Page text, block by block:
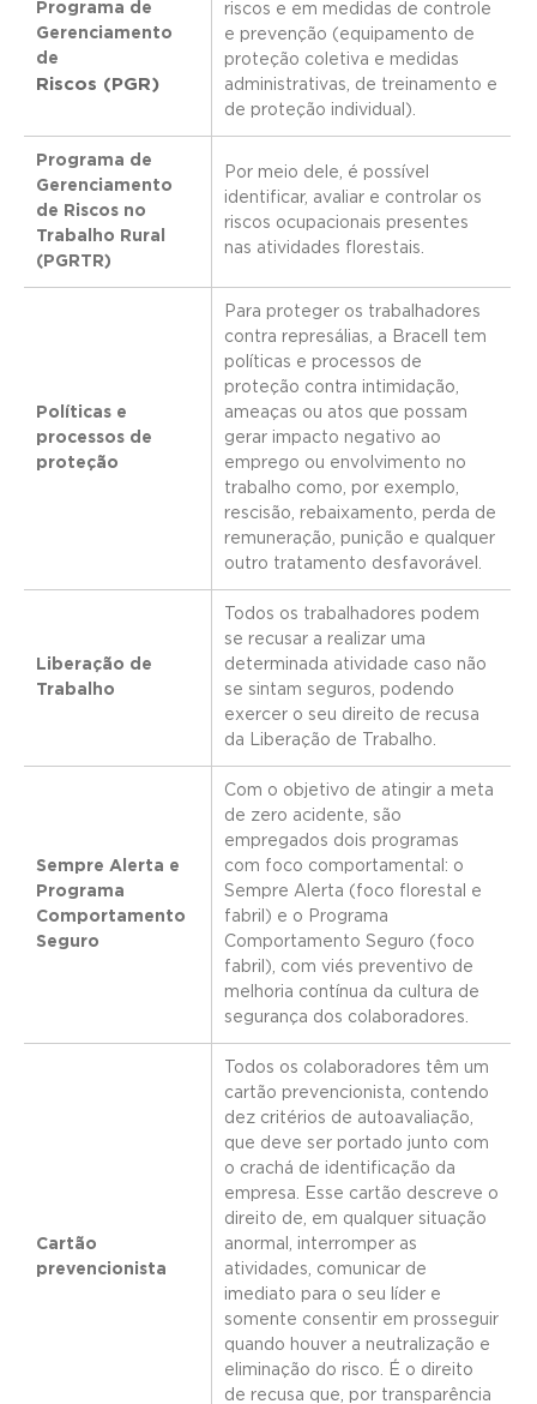
Programa de
Gerenciamento
de
Riscos (PGR)
riscos e em medidas de controle
e prevenção (equipamento de
proteção coletiva e medidas
administrativas, de treinamento e
de proteção individual).
Programa de
Gerenciamento
de Riscos no
Trabalho Rural
(PGRTR)
Por meio dele, é possível
identificar, avaliar e controlar os
riscos ocupacionais presentes
nas atividades florestais.
Políticas e
processos de
proteção
Para proteger os trabalhadores
contra represálias, a Bracell tem
políticas e processos de
proteção contra intimidação,
ameaças ou atos que possam
gerar impacto negativo ao
emprego ou envolvimento no
trabalho como, por exemplo,
rescisão, rebaixamento, perda de
remuneração, punição e qualquer
outro tratamento desfavorável.
Liberação de
Trabalho
Todos os trabalhadores podem
se recusar a realizar uma
determinada atividade caso não
se sintam seguros, podendo
exercer o seu direito de recusa
da Liberação de Trabalho.
Sempre Alerta e
Programa
Comportamento
Seguro
Com o objetivo de atingir a meta
de zero acidente, são
empregados dois programas
com foco comportamental: o
Sempre Alerta (foco florestal e
fabril) e o Programa
Comportamento Seguro (foco
fabril), com viés preventivo de
melhoria contínua da cultura de
segurança dos colaboradores.
Cartão
prevencionista
Todos os colaboradores têm um
cartão prevencionista, contendo
dez critérios de autoavaliação,
que deve ser portado junto com
o crachá de identificação da
empresa. Esse cartão descreve o
direito de, em qualquer situação
anormal, interromper as
atividades, comunicar de
imediato para o seu líder e
somente consentir em prosseguir
quando houver a neutralização e
eliminação do risco. É o direito
de recusa que, por transparência